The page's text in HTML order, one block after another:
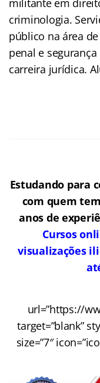
militante em
criminologia.
público na área
penal e
carreira jurídica.
Estudando para
com quem
anos de
Cursos
visualizações
url=”https://
target=”blank”
size=”7″